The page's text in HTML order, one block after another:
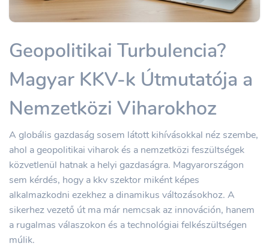
Geopolitikai Turbulencia?
Magyar KKV-k Útmutatója a
Nemzetközi Viharokhoz
A globális gazdaság sosem látott kihívásokkal néz szembe,
ahol a geopolitikai viharok és a nemzetközi feszültségek
közvetlenül hatnak a helyi gazdaságra. Magyarországon
sem kérdés, hogy a kkv szektor miként képes
alkalmazkodni ezekhez a dinamikus változásokhoz. A
sikerhez vezető út ma már nemcsak az innováción, hanem
a rugalmas válaszokon és a technológiai felkészültségen
múlik.